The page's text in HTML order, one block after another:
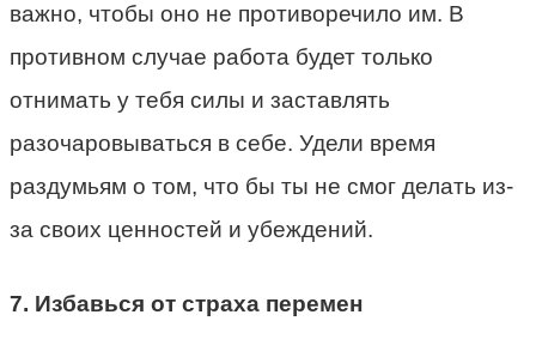
важно, чтобы оно не противоречило им. В
противном случае работа будет только
отнимать у тебя силы и заставлять
разочаровываться в себе. Удели время
раздумьям о том, что бы ты не смог делать из-
за своих ценностей и убеждений.
7. Избавься от страха перемен